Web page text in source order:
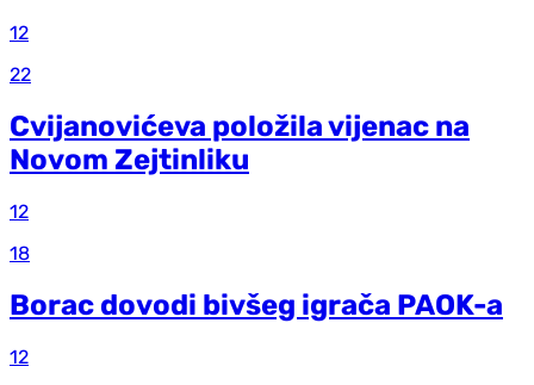
12
22
Cvijanovićeva položila vijenac na
Novom Zejtinliku
12
18
Borac dovodi bivšeg igrača PAOK-a
12